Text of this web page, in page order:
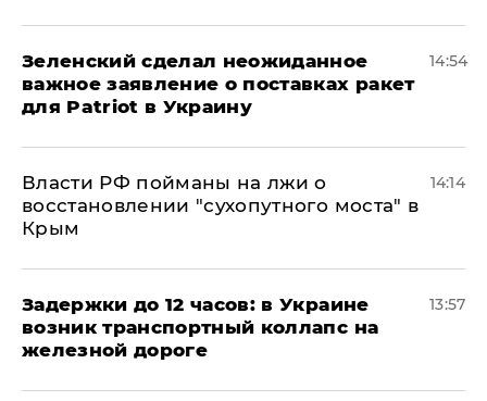
Зеленский сделал неожиданное
важное заявление о поставках ракет
для Patriot в Украину
14:54
Власти РФ пойманы на лжи о
восстановлении "сухопутного моста" в
Крым
14:14
Задержки до 12 часов: в Украине
возник транспортный коллапс на
железной дороге
13:57